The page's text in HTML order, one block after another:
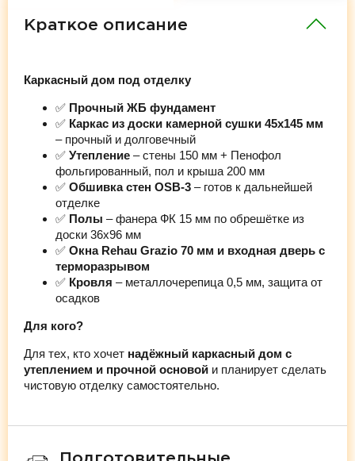
Краткое описание
Каркасный дом под отделку
✅ Прочный ЖБ фундамент
✅ Каркас из доски камерной сушки 45х145 мм
– прочный и долговечный
✅ Утепление – стены 150 мм + Пенофол
фольгированный, пол и крыша 200 мм
✅ Обшивка стен OSB-3 – готов к дальнейшей
отделке
✅ Полы – фанера ФК 15 мм по обрешётке из
доски 36х96 мм
✅ Окна Rehau Grazio 70 мм и входная дверь с
терморазрывом
✅ Кровля – металлочерепица 0,5 мм, защита от
осадков
Для кого?
Для тех, кто хочет надёжный каркасный дом с
утеплением и прочной основой и планирует сделать
чистовую отделку самостоятельно.